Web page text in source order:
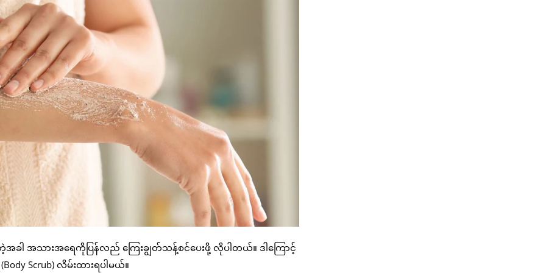
အခါ အသားအရေကိုပြန်လည် ကြေးချွတ်သန့်စင်ပေးဖို့ လိုပါတယ်။ ဒါကြောင့်
Scrub) လိမ်းထားရပါမယ်။